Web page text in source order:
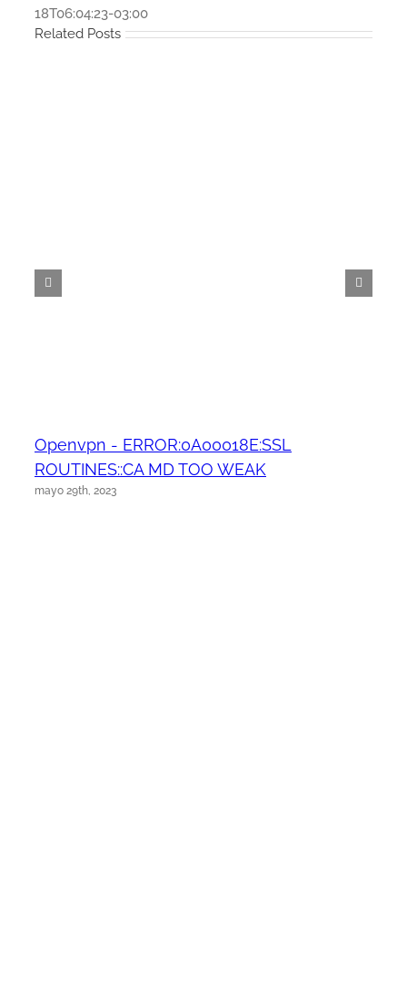
18T06:04:23-03:00
Related Posts
Openvpn - ERROR:0A00018E:SSL
ROUTINES::CA MD TOO WEAK
mayo 29th, 2023